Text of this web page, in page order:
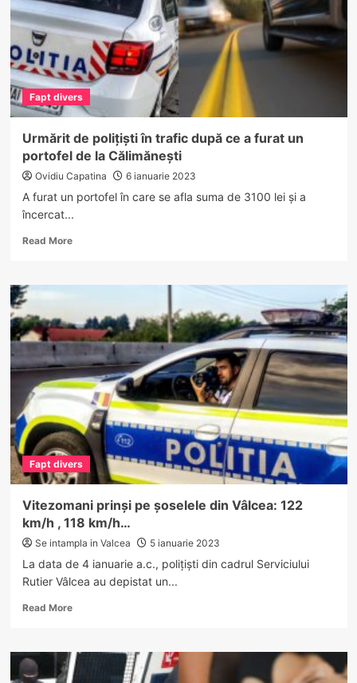
locuință
din
Râmnicu
Vâlcea
Fapt divers
Urmărit de polițiști în trafic după ce a furat un
portofel de la Călimănești
Ovidiu Capatina 6 ianuarie 2023
A furat un portofel în care se afla suma de 3100 lei și a
încercat...
Read MoreRead
Urmărit
polițiști
în
trafic
după
ce
a
furat
un
portofel
de
la
Călimănești
Fapt divers
Vitezomani prinși pe șoselele din Vâlcea: 122
km/h , 118 km/h…
Se intampla in Valcea 5 ianuarie 2023
La data de 4 ianuarie a.c., polițiști din cadrul Serviciului
Rutier Vâlcea au depistat un...
Read MoreRead
Vitezomani
prinși